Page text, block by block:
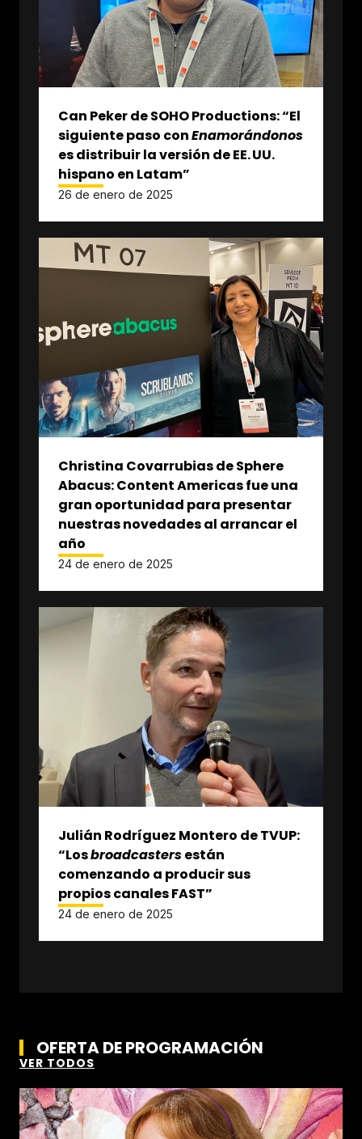
Can Peker de SOHO Productions: “El
siguiente paso conEnamorándonos
es distribuir la versión de EE. UU.
hispano en Latam”
26 de enero de 2025
Christina Covarrubias de Sphere
Abacus: Content Americas fue una
gran oportunidad para presentar
nuestras novedades al arrancar el
año
24 de enero de 2025
Julián Rodríguez Montero de TVUP:
“Losbroadcastersestán
comenzando a producir sus
propios canales FAST”
24 de enero de 2025
OFERTA DE PROGRAMACIÓN
VER TODOS